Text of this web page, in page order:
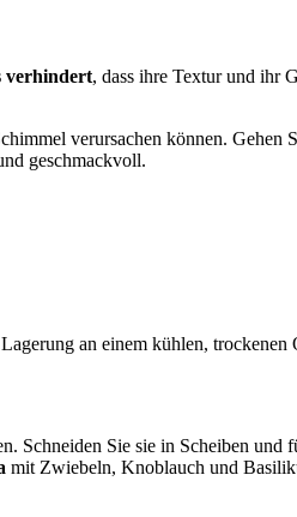
verhindert, dass ihre Textur und ihr
verursachen können.
geschmackvoll.
an einem kühlen,
Schneiden Sie sie in Scheiben und
mit Zwiebeln, Knoblauch und